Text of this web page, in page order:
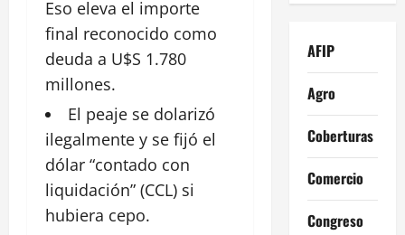
Eso eleva el importe
final reconocido como
deuda a U$S 1.780
millones.
El peaje se dolarizó
ilegalmente y se fijó el
dólar “contado con
liquidación” (CCL) si
hubiera cepo.
AFIP
Agro
Coberturas
Comercio
Congreso